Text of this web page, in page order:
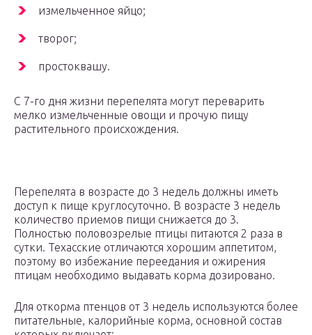
измельченное яйцо;
творог;
простоквашу.
С 7-го дня жизни перепелята могут переварить
мелко измельченные овощи и прочую пищу
растительного происхождения.
Перепелята в возрасте до 3 недель должны иметь
доступ к пище круглосуточно. В возрасте 3 недель
количество приемов пищи снижается до 3.
Полностью половозрелые птицы питаются 2 раза в
сутки. Техасские отличаются хорошим аппетитом,
поэтому во избежание переедания и ожирения
птицам необходимо выдавать корма дозировано.
Для откорма птенцов от 3 недель используются более
питательные, калорийные корма, основной состав